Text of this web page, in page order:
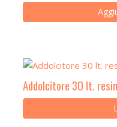
Addolcitore 30 lt.